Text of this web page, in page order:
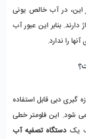
این، در آب خالص یونی
دارند. بنابر این عبور آب
را ندارد.
گیری دبی قابل استفاده
شود. این فلومتر خطی
یکدستگاه تصفیه آب